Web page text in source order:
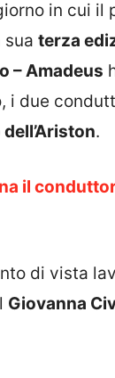
in cui il
sua terza
– Amadeus
i due
.
il
di vista
Giovanna